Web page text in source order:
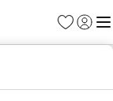
Favoritter
Logg